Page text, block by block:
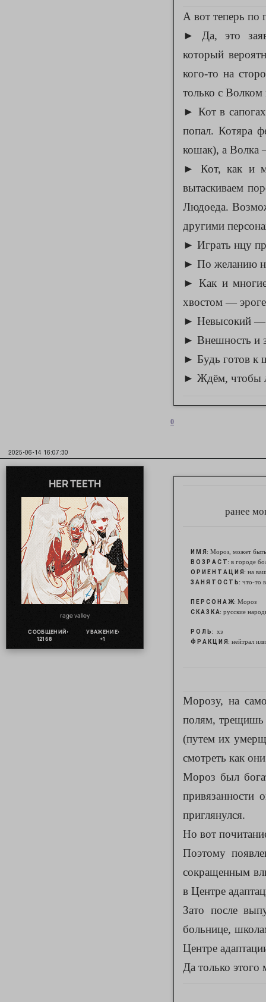
А вот теперь по
► Да, это
который
кого-то на
только с
► Кот в
попал. Котяра
кошак), а Волка
► Кот, как и
вытаскиваем
Людоеда.
другими
► Играть нцу
► По желанию
► Как и многие
хвостом —
► Невысокий —
► Внешность и
► Будь готов к
► Ждём, чтобы
0
2025-06-14 16:07:30
HER TEETH
rage valley
СООБЩЕНИЙ:
12168
УВАЖЕНИЕ:
+1
ранее
И М Я : Мороз, может
В О З Р А С Т: в городе
О Р И Е Н Т А Ц И Я : на
З А Н Я Т О С Т Ь: что-то
П Е Р С О Н А Ж: Мороз
С К А З К А: русские
Р О Л Ь: хз
Ф Р А К Ц И Я : нейтрал
Морозу, на
полям, трещишь
(путем их
смотреть как
Мороз был
привязанности
приглянулся.
Но вот
Поэтому
сокращенным
в Центре
Зато после
больнице,
Центре
Да только этого